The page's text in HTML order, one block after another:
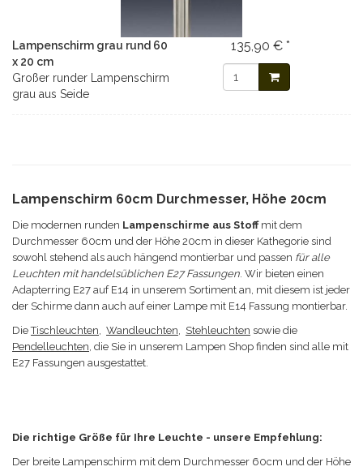
Lampenschirm grau rund 60
x 20 cm
Großer runder Lampenschirm
grau aus Seide
135,90 € *
Lampenschirm 60cm Durchmesser, Höhe 20cm
Die modernen runden Lampenschirme aus Stoffmit dem
Durchmesser 60cm und der Höhe 20cm in dieser Kathegorie sind
sowohl stehend als auch hängend montierbar und passen für alle
Leuchten mit handelsüblichen E27 Fassungen. Wir bieten einen
Adapterring E27 auf E14 in unserem Sortiment an, mit diesem ist jeder
der Schirme dann auch auf einer Lampe mit E14 Fassung montierbar.
DieTischleuchten, Wandleuchten, Stehleuchten sowie die
Pendelleuchten, die Sie in unserem Lampen Shop finden sind alle mit
E27 Fassungen ausgestattet.
Die richtige Größe für Ihre Leuchte - unsere Empfehlung:
Der breite Lampenschirm mit dem Durchmesser 60cm und der Höhe